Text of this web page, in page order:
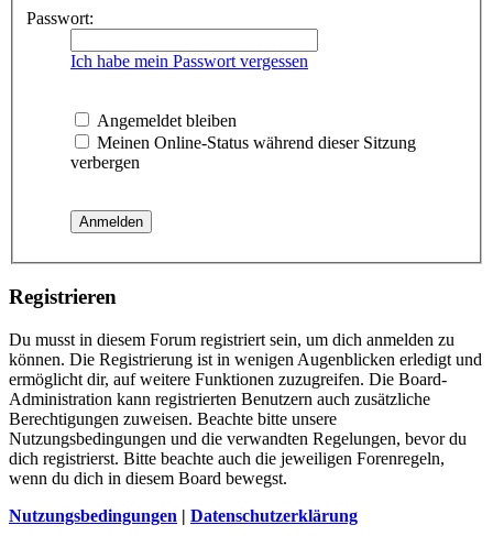
Passwort:
Ich habe mein Passwort vergessen
Angemeldet bleiben
Meinen Online-Status während dieser Sitzung
verbergen
Registrieren
Du musst in diesem Forum registriert sein, um dich anmelden zu
können. Die Registrierung ist in wenigen Augenblicken erledigt und
ermöglicht dir, auf weitere Funktionen zuzugreifen. Die Board-
Administration kann registrierten Benutzern auch zusätzliche
Berechtigungen zuweisen. Beachte bitte unsere
Nutzungsbedingungen und die verwandten Regelungen, bevor du
dich registrierst. Bitte beachte auch die jeweiligen Forenregeln,
wenn du dich in diesem Board bewegst.
Nutzungsbedingungen | Datenschutzerklärung